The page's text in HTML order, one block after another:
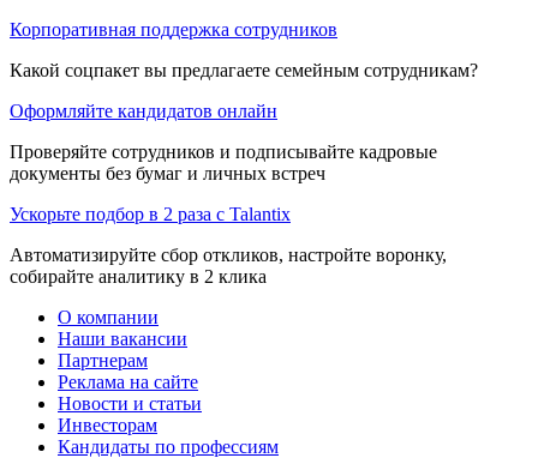
Корпоративная поддержка сотрудников
Какой соцпакет вы предлагаете семейным сотрудникам?
Оформляйте кандидатов онлайн
Проверяйте сотрудников и подписывайте кадровые
документы без бумаг и личных встреч
Ускорьте подбор в 2 раза с Talantix
Автоматизируйте сбор откликов, настройте воронку,
собирайте аналитику в 2 клика
О компании
Наши вакансии
Партнерам
Реклама на сайте
Новости и статьи
Инвесторам
Кандидаты по профессиям